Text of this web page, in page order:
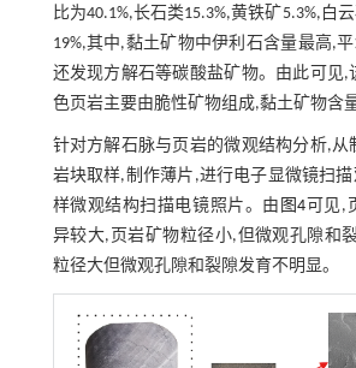
比为40.1%,长石类15.3%,黄铁矿5.3%,白
19%,其中,黏土矿物中伊利石含量最高,
还发现方解石等碳酸盐矿物。由此可见,
色页岩主要由脆性矿物组成,黏土矿物含
针对方解石脉与页岩的微观结构分析,从
岩块取样,制作薄片,进行电子显微镜扫描
样微观结构扫描电镜照片。由 图4 可见,
异较大,页岩矿物粒径小,但微观孔隙和
粒径大但微观孔隙和裂隙发育不明显。